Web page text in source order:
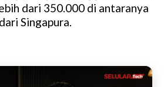
dari 350.000 di antaranya
Singapura.